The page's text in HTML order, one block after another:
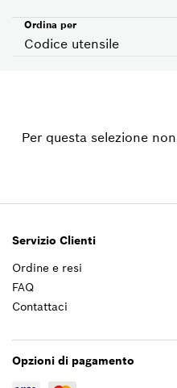
Codice utensile
Ordina per
Gruppo prodotto
Per questa selezione
Servizio Clienti
Ordine e resi
FAQ
Contattaci
Opzioni di pagamento